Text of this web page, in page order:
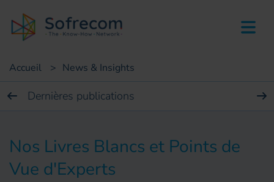
Accueil > News & Insights
Dernières publications
Nos Livres Blancs et Points de
Vue d'Experts